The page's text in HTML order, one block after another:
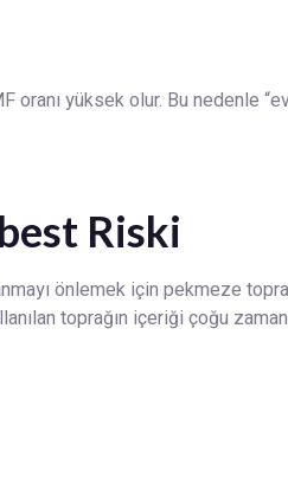
yüksek olur. Bu nedenle “ev
Riski
önlemek için pekmeze
toprağın içeriği çoğu